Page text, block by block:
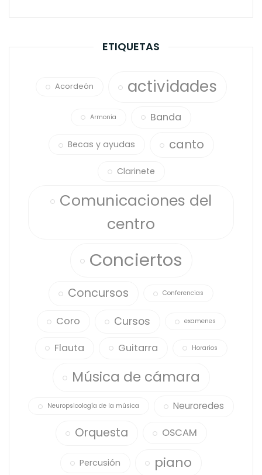
ETIQUETAS
Acordeón actividades
Armonía Banda
Becas y ayudas canto
Clarinete
Comunicaciones del
centro
Conciertos
Concursos Conferencias
Coro Cursos examenes
Flauta Guitarra Horarios
Música de cámara
Neuropsicología de la música Neuroredes
Orquesta OSCAM
Percusión piano